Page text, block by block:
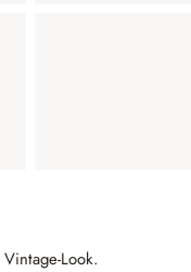
Vintage-Look.